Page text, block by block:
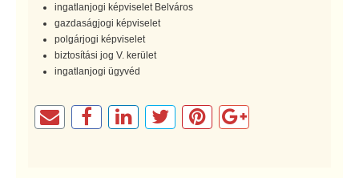
ingatlanjogi képviselet Belváros
gazdaságjogi képviselet
polgárjogi képviselet
biztosítási jog V. kerület
ingatlanjogi ügyvéd